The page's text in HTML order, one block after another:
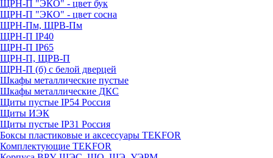
ЩРН-П "ЭКО" - цвет бук
ЩРН-П "ЭКО" - цвет сосна
ЩРН-Пм, ЩРВ-Пм
ЩРН-П IP40
ЩРН-П IP65
ЩРН-П, ЩРВ-П
ЩРН-П (б) с белой дверцей
Шкафы металлические пустые
Шкафы металлические ДКС
Щиты пустые IP54 Россия
Щиты ИЭК
Щиты пустые IP31 Россия
Боксы пластиковые и аксессуары TEKFOR
Комплектующие TEKFOR